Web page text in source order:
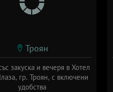
Троян
закуска и вечеря в Хотел
гр. Троян, с включени
удобства